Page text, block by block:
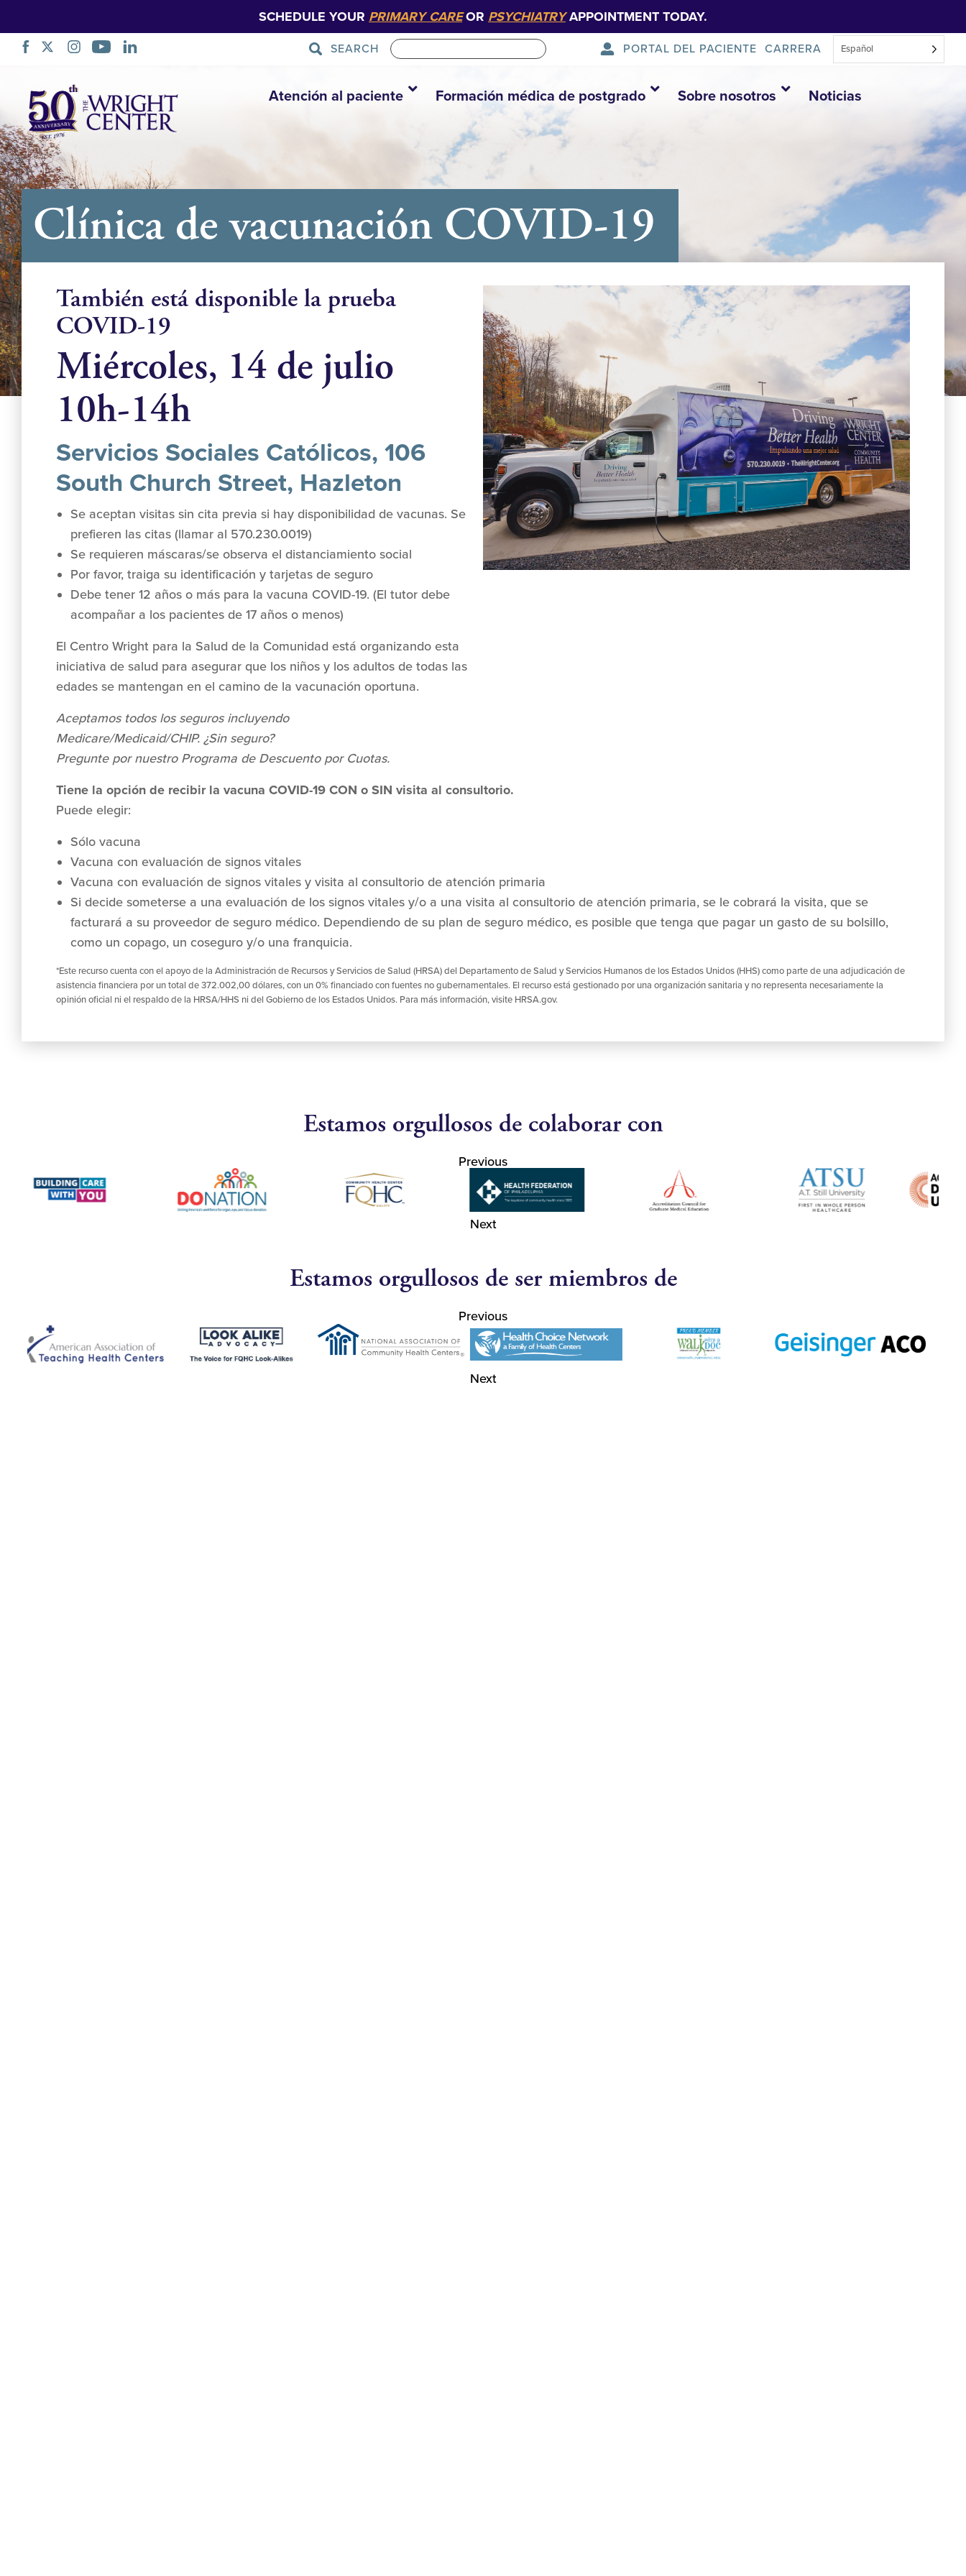
SCHEDULE YOUR PRIMARY CAREOR PSYCHIATRYAPPOINTMENT TODAY.
SEARCH PORTAL DEL PACIENTE CARRERA Español
navegación
Atención al paciente Formación médica de postgrado Sobre nosotros Noticias
Clínica de vacunación COVID-19
También está disponible la prueba
COVID-19
Miércoles, 14 de julio
10h-14h
Servicios Sociales Católicos, 106
South Church Street, Hazleton
Se aceptan visitas sin cita previa si hay disponibilidad de vacunas. Se
prefieren las citas (llamar al 570.230.0019)
Se requieren máscaras/se observa el distanciamiento social
Por favor, traiga su identificación y tarjetas de seguro
Debe tener 12 años o más para la vacuna COVID-19. (El tutor debe
acompañar a los pacientes de 17 años o menos)
El Centro Wright para la Salud de la Comunidad está organizando esta
iniciativa de salud para asegurar que los niños y los adultos de todas las
edades se mantengan en el camino de la vacunación oportuna.
Aceptamos todos los seguros incluyendo
Medicare/Medicaid/CHIP. ¿Sin seguro?
Pregunte por nuestro Programa de Descuento por Cuotas.
Tiene la opción de recibir la vacuna COVID-19 CON o SIN visita al consultorio.
Puede elegir:
Sólo vacuna
Vacuna con evaluación de signos vitales
Vacuna con evaluación de signos vitales y visita al consultorio de atención primaria
Si decide someterse a una evaluación de los signos vitales y/o a una visita al consultorio de atención primaria, se le cobrará la visita, que se
facturará a su proveedor de seguro médico. Dependiendo de su plan de seguro médico, es posible que tenga que pagar un gasto de su bolsillo,
como un copago, un coseguro y/o una franquicia.
*Este recurso cuenta con el apoyo de la Administración de Recursos y Servicios de Salud (HRSA) del Departamento de Salud y Servicios Humanos de los Estados Unidos (HHS) como parte de una adjudicación de
asistencia financiera por un total de 372.002,00 dólares, con un 0% financiado con fuentes no gubernamentales. El recurso está gestionado por una organización sanitaria y no representa necesariamente la
opinión oficial ni el respaldo de la HRSA/HHS ni del Gobierno de los Estados Unidos. Para más información, visite HRSA.gov.
Estamos orgullosos de colaborar con
Previous
Next
Estamos orgullosos de ser miembros de
Previous
Next